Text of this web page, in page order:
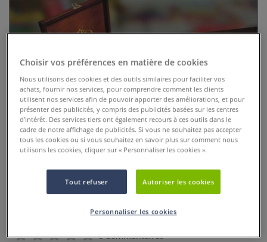
Coffret en bois aquarelle 1600
Royal Langnickel
0 Commentaires
Choisir vos préférences en matière de cookies
Nous utilisons des cookies et des outils similaires pour faciliter vos
achats, fournir nos services, pour comprendre comment les clients
utilisent nos services afin de pouvoir apporter des améliorations, et pour
présenter des publicités, y compris des publicités basées sur les centres
d’intérêt. Des services tiers ont également recours à ces outils dans le
cadre de notre affichage de publicités. Si vous ne souhaitez pas accepter
tous les cookies ou si vous souhaitez en savoir plus sur comment nous
utilisons les cookies, cliquer sur « Personnaliser les cookies ».
Tout refuser Autoriser les cookies
Personnaliser les cookies